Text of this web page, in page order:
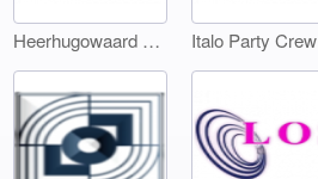
Heerhugowaard A Life